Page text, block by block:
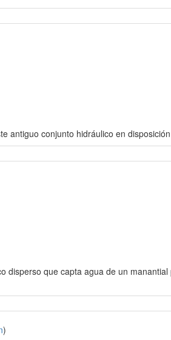
antiguo conjunto hidráulico en
disperso que capta agua de un
)